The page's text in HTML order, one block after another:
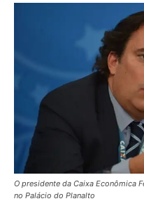
O presidente da Caixa Econômica
no Palácio do Planalto